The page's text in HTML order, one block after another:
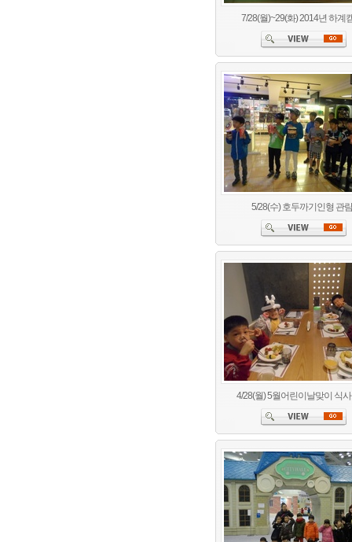
7/28(월)~29(화) 2014년 하계
5/28(수) 호두까기인형 관
4/28(월) 5월어린이날맞이 식